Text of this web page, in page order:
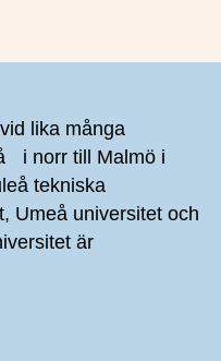
lika många
i norr till Malmö i
tekniska
Umeå universitet och
är